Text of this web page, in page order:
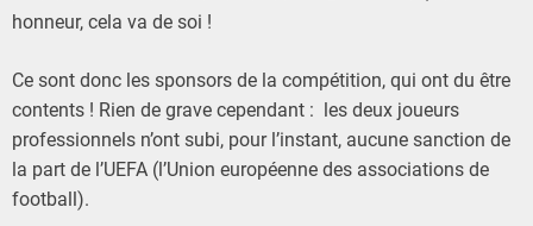
honneur, cela va de soi !
Ce sont donc les sponsors de la compétition, qui ont du être
contents ! Rien de grave cependant : les deux joueurs
professionnels n’ont subi, pour l’instant, aucune sanction de
la part de l’UEFA (l’Union européenne des associations de
football).